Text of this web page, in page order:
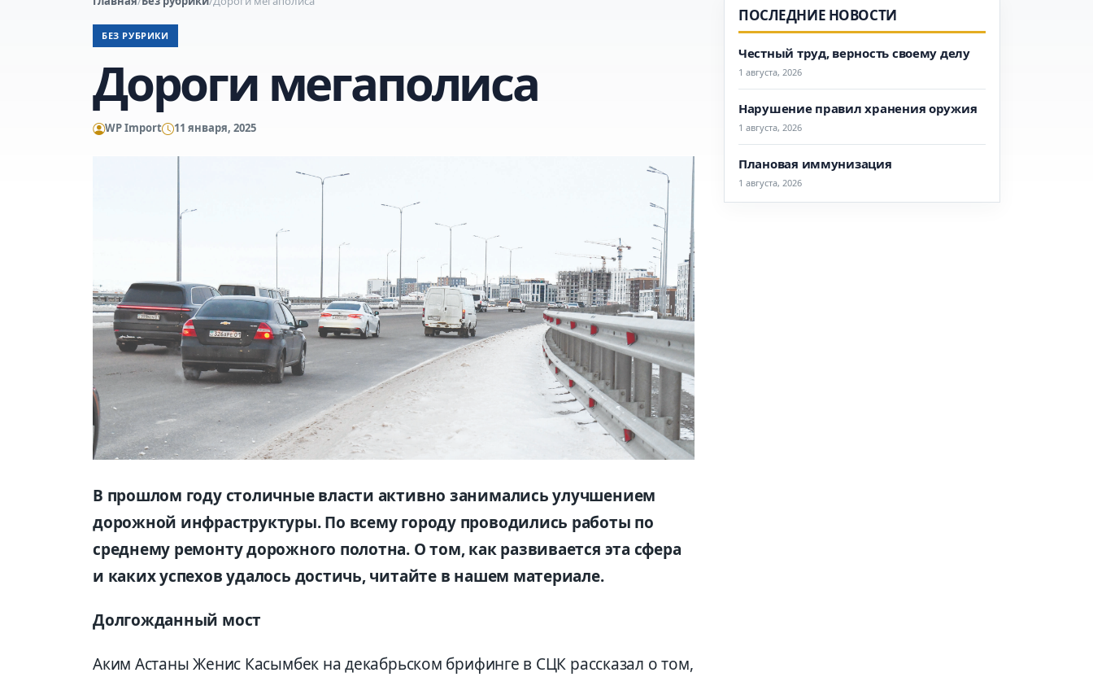
БЕЗ РУБРИКИ
Дороги мегаполиса
WP Import 11 января, 2025
В прошлом году столичные власти активно занимались улучшением
дорожной инфраструктуры. По всему городу проводились работы по
среднему ремонту дорожного полотна. О том, как развивается эта сфера
и каких успехов удалось достичь, читайте в нашем материале.
Долгожданный мост
Аким Астаны Женис Касымбек на декабрьском брифинге в СЦК рассказал о том,
ПОСЛЕДНИЕ НОВОСТИ
Честный труд, верность своему делу
1 августа, 2026
Нарушение правил хранения оружия
1 августа, 2026
Плановая иммунизация
1 августа, 2026